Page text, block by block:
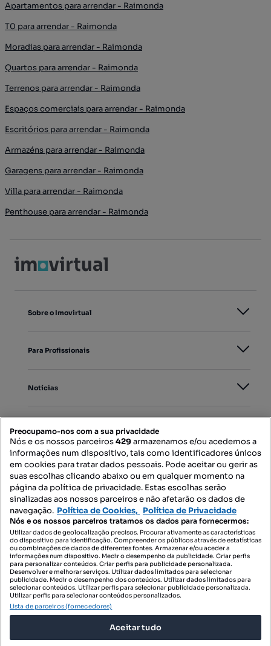
Apartamentos para arrendar - Raimonda
T0 para arrendar - Raimonda
Moradias para arrendar - Raimonda
Quartos para arrendar - Raimonda
Terrenos para arrendar - Raimonda
Espaços comerciais para arrendar - Raimonda
Escritórios para arrendar - Raimonda
Armazéns para arrendar - Raimonda
Garagens para arrendar - Raimonda
Villa para arrendar - Raimonda
Penthouse para arrendar - Raimonda
Sobre o Imovirtual
Para Profissionais
Notícias
Mapa do Site
Contacte-nos
SIGA-NOS:
DESCARREGAR NA:
Preocupamo-nos com a sua privacidade
Nós e os nossos parceiros429armazenamos e/ou acedemos a
informações num dispositivo, tais como identificadores únicos
em cookies para tratar dados pessoais. Pode aceitar ou gerir as
suas escolhas clicando abaixo ou em qualquer momento na
página da política de privacidade. Estas escolhas serão
sinalizadas aos nossos parceiros e não afetarão os dados de
navegação. Política de Cookies, Política de Privacidade
Nós e os nossos parceiros tratamos os dados para fornecermos:
Utilizar dados de geolocalização precisos. Procurar ativamente as características
do dispositivo para identificação. Compreender os públicos através de estatísticas
ou combinações de dados de diferentes fontes. Armazenar e/ou aceder a
informações num dispositivo. Medir o desempenho da publicidade. Criar perfis
para personalizar conteúdos. Criar perfis para publicidade personalizada.
Desenvolver e melhorar serviços. Utilizar dados limitados para selecionar
publicidade. Medir o desempenho dos conteúdos. Utilizar dados limitados para
selecionar conteúdos. Utilizar perfis para selecionar publicidade personalizada.
Utilizar perfis para selecionar conteúdos personalizados.
Lista de parceiros (fornecedores)
Aceitar tudo